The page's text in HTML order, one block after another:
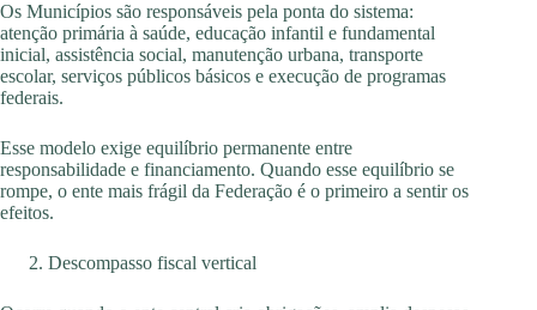
Os Municípios são responsáveis pela ponta do sistema:
atenção primária à saúde, educação infantil e fundamental
inicial, assistência social, manutenção urbana, transporte
escolar, serviços públicos básicos e execução de programas
federais.
Esse modelo exige equilíbrio permanente entre
responsabilidade e financiamento. Quando esse equilíbrio se
rompe, o ente mais frágil da Federação é o primeiro a sentir os
efeitos.
Descompasso fiscal vertical